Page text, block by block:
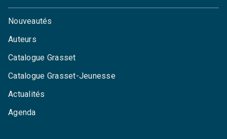
Nouveautés
Auteurs
Catalogue Grasset
Catalogue Grasset-Jeunesse
Actualités
Agenda